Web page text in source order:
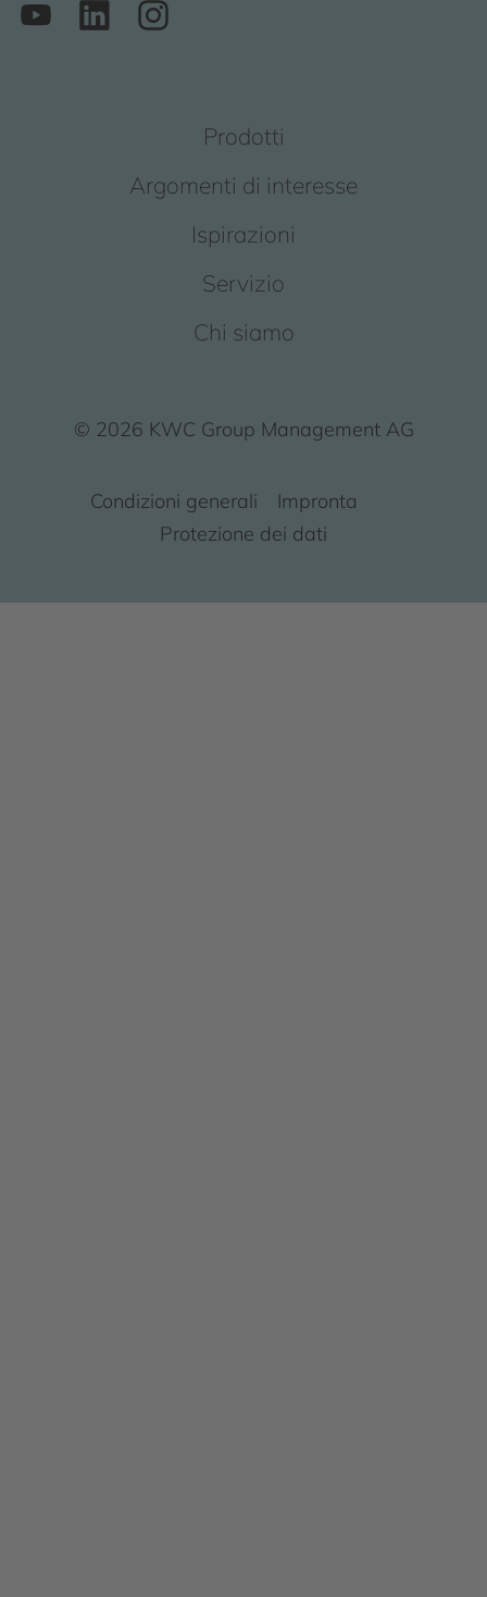
Prodotti
Argomenti di interesse
Ispirazioni
Servizio
Chi siamo
© 2026 KWC Group Management AG
Condizioni generali
Impronta
Protezione dei dati